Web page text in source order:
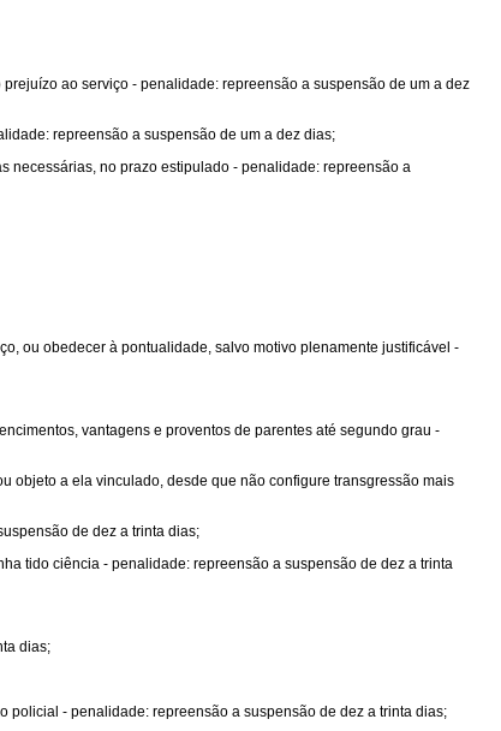
ao serviço - penalidade: repreensão a suspensão de um a dez
repreensão a suspensão de um a dez dias;
necessárias, no prazo estipulado - penalidade: repreensão a
ou obedecer à pontualidade, salvo motivo plenamente justificável -
vantagens e proventos de parentes até segundo grau -
objeto a ela vinculado, desde que não configure transgressão mais
de dez a trinta dias;
tido ciência - penalidade: repreensão a suspensão de dez a trinta
dias;
policial - penalidade: repreensão a suspensão de dez a trinta dias;